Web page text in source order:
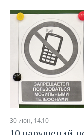
30 июн, 14:10